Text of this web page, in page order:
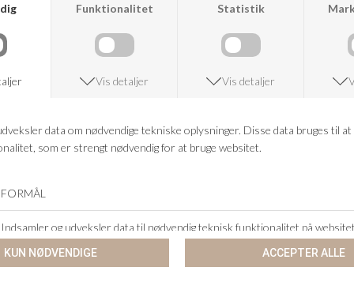
ANDRE KØBTE OGSÅ